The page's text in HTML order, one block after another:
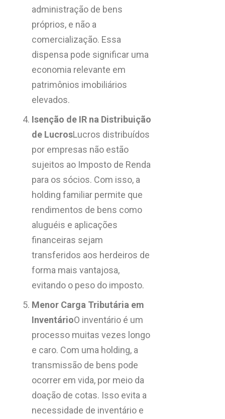
administração de bens
próprios, e não a
comercialização. Essa
dispensa pode significar uma
economia relevante em
patrimônios imobiliários
elevados.
Isenção de IR na Distribuição
de LucrosLucros distribuídos
por empresas não estão
sujeitos ao Imposto de Renda
para os sócios. Com isso, a
holding familiar permite que
rendimentos de bens como
aluguéis e aplicações
financeiras sejam
transferidos aos herdeiros de
forma mais vantajosa,
evitando o peso do imposto.
Menor Carga Tributária em
InventárioO inventário é um
processo muitas vezes longo
e caro. Com uma holding, a
transmissão de bens pode
ocorrer em vida, por meio da
doação de cotas. Isso evita a
necessidade de inventário e